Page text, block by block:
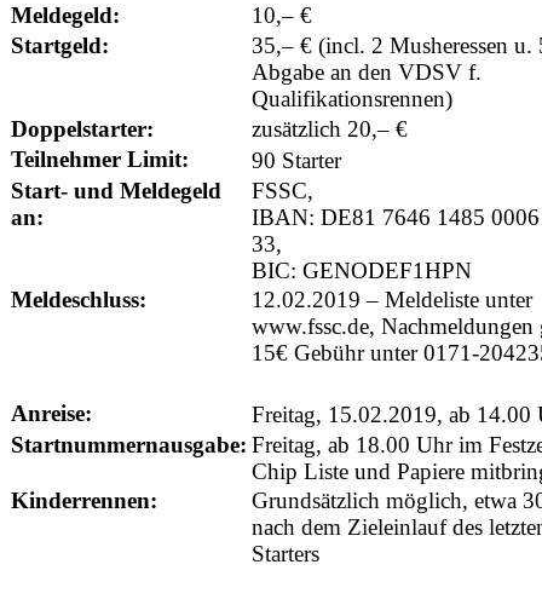
Meldegeld:
10,– €
Startgeld:
35,– € (incl. 2 Musheressen u.
Abgabe an den VDSV f.
Qualifikationsrennen)
Doppelstarter:
zusätzlich 20,– €
Teilnehmer Limit:
90 Starter
Start- und Meldegeld
an:
FSSC,
IBAN: DE81 7646 1485
33,
BIC: GENODEF1HPN
Meldeschluss:
12.02.2019 – Meldeliste unter
www.fssc.de, Nachmeldungen
15€ Gebühr unter 0171-
Anreise:
Freitag, 15.02.2019, ab 14.00
Startnummernausgabe: Freitag, ab 18.00 Uhr im
Chip Liste und Papiere
Kinderrennen:
Grundsätzlich möglich, etwa
nach dem Zieleinlauf des
Starters